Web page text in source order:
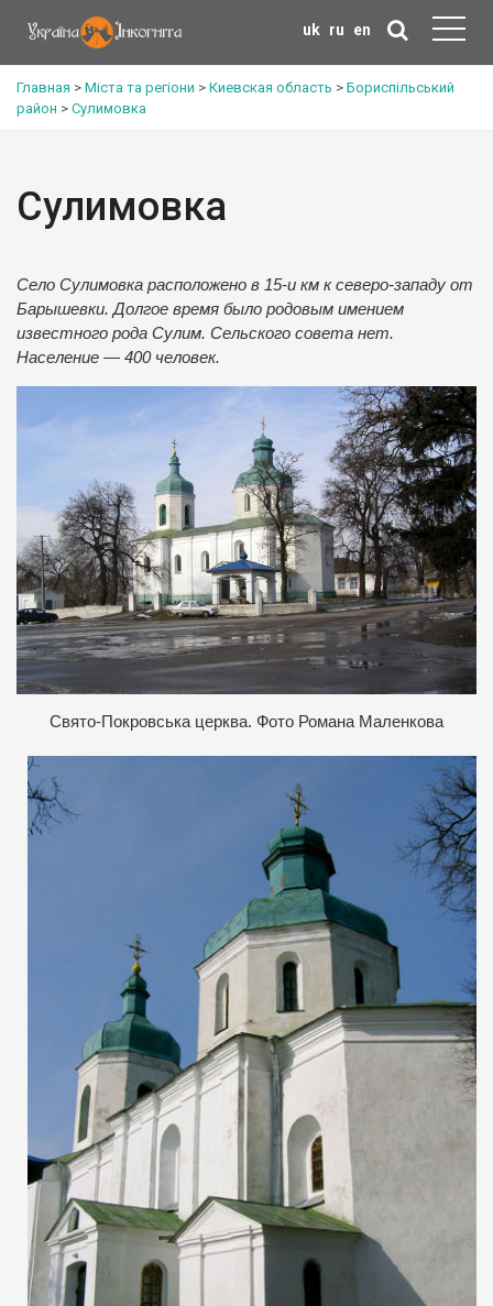
uk ru en
Главная > Міста та регіони > Киевская область > Бориспільський
район > Сулимовка
Сулимовка
Село Сулимовка расположено в 15-и км к северо-западу от
Барышевки. Долгое время было родовым имением
известного рода Сулим. Сельского совета нет.
Население — 400 человек.
Свято-Покровська церква. Фото Романа Маленкова